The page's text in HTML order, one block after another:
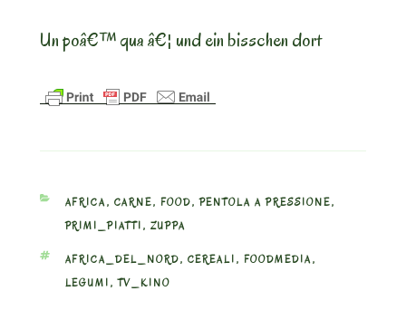
Un poâ€™ qua â€¦ und ein bisschen dort
CATEGORIES
AFRICA, CARNE, FOOD,PENTOLA A PRESSIONE,
PRIMI_PIATTI , ZUPPA
TAGS
AFRICA_DEL_NORD, CEREALI , FOODMEDIA,
LEGUMI ,TV_KINO